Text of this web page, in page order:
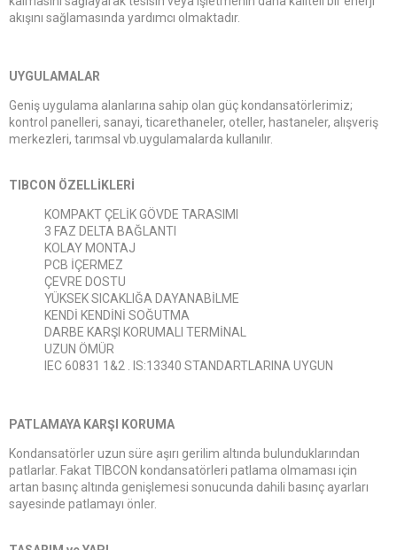
akışını sağlamasında yardımcı olmaktadır.
UYGULAMALAR
Geniş uygulama alanlarına sahip olan güç kondansatörlerimiz;
kontrol panelleri, sanayi, ticarethaneler, oteller, hastaneler, alışveriş
merkezleri, tarımsal vb.uygulamalarda kullanılır.
TIBCON ÖZELLİKLERİ
KOMPAKT ÇELİK GÖVDE TARASIMI
3 FAZ DELTA BAĞLANTI
KOLAY MONTAJ
PCB İÇERMEZ
ÇEVRE DOSTU
YÜKSEK SICAKLIĞA DAYANABİLME
KENDİ KENDİNİ SOĞUTMA
DARBE KARŞI KORUMALI TERMİNAL
UZUN ÖMÜR
IEC 60831 1&2 . IS:13340 STANDARTLARINA UYGUN
PATLAMAYA KARŞI KORUMA
Kondansatörler uzun süre aşırı gerilim altında bulunduklarından
patlarlar. Fakat TIBCON kondansatörleri patlama olmaması için
artan basınç altında genişlemesi sonucunda dahili basınç ayarları
sayesinde patlamayı önler.